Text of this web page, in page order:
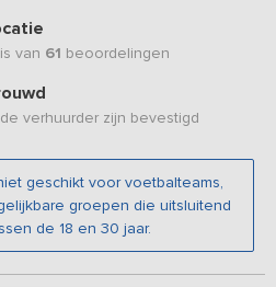
van 61 beoordelingen
verhuurder zijn bevestigd
geschikt voor voetbalteams,
groepen die uitsluitend
de 18 en 30 jaar.